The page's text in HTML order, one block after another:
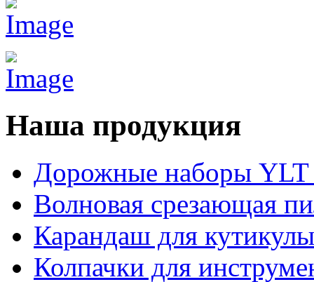
Наша продукция
Дорожные наборы YLT
Волновая срезающая
Карандаш для кутикулы
Колпачки для